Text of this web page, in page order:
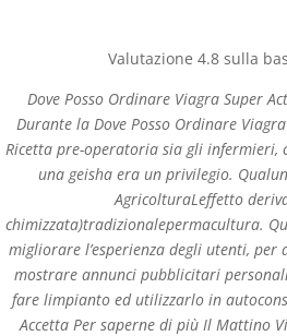
Dove Posso
Viagra Super
mg Senza
byadmin| Nov 20, 2022|
Valutazione 4.8sulla
Dove Posso Ordinare Viagra Super
Durante la Dove Posso Ordinare
Ricetta pre-operatoria sia gli infermieri,
una geisha era un privilegio.
AgricolturaLeffetto
chimizzata)tradizionalepermacultura.
migliorare l’esperienza degli utenti, per
mostrare annunci pubblicitari
fare limpianto ed utilizzarlo in
Accetta Per saperne di più Il Mattino